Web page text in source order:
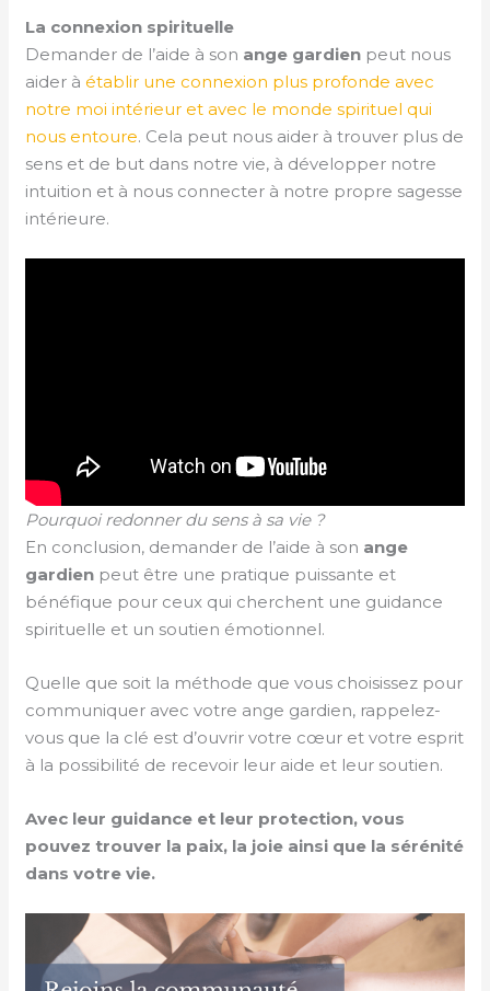
La connexion spirituelle
Demander de l’aide à son ange gardien peut nous
aider à établir une connexion plus profonde avec
notre moi intérieur et avec le monde spirituel qui
nous entoure. Cela peut nous aider à trouver plus de
sens et de but dans notre vie, à développer notre
intuition et à nous connecter à notre propre sagesse
intérieure.
Pourquoi redonner du sens à sa vie ?
En conclusion, demander de l’aide à son ange
gardien peut être une pratique puissante et
bénéfique pour ceux qui cherchent une guidance
spirituelle et un soutien émotionnel.
Quelle que soit la méthode que vous choisissez pour
communiquer avec votre ange gardien, rappelez-
vous que la clé est d’ouvrir votre cœur et votre esprit
à la possibilité de recevoir leur aide et leur soutien.
Avec leur guidance et leur protection, vous
pouvez trouver la paix, la joie ainsi que la sérénité
dans votre vie.